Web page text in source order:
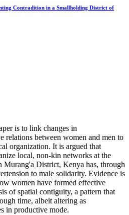
Contradition in a Smallholding District of
is to link changes in
relations between women and men to
organization. It is argued that
local, non-kin networks at the
Murang'a District, Kenya has, through
to male solidarity. Evidence is
women have formed effective
of spatial contiguity, a pattern that
time, albeit altering as
in productive mode.